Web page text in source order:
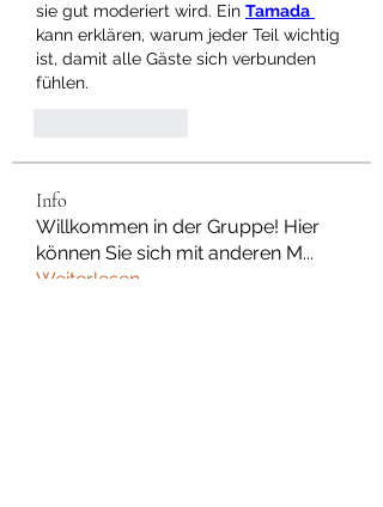
sie gut moderiert wird. Ein Tamada
kann erklären, warum jeder Teil wichtig
ist, damit alle Gäste sich verbunden
fühlen.
Info
Willkommen in der Gruppe! Hier
können Sie sich mit anderen M...
Weiterlesen